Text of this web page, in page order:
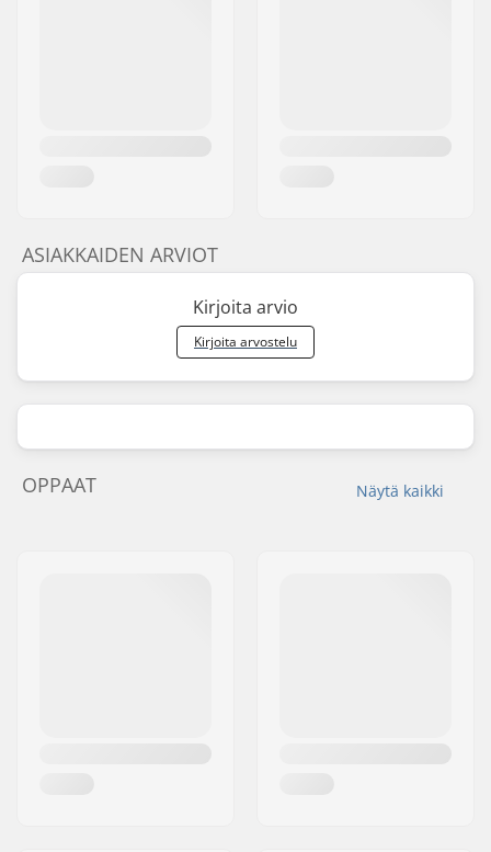
ASIAKKAIDEN ARVIOT
Kirjoita arvio
Kirjoita arvostelu
Näytä kaikki
OPPAAT